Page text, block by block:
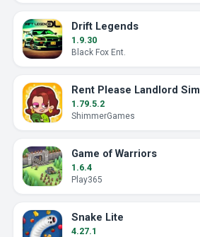
Drift Legends
1.9.30
Black Fox Ent.
Rent Please Landlord Sim
1.79.5.2
ShimmerGames
Game of Warriors
1.6.4
Play365
Snake Lite
4.27.1